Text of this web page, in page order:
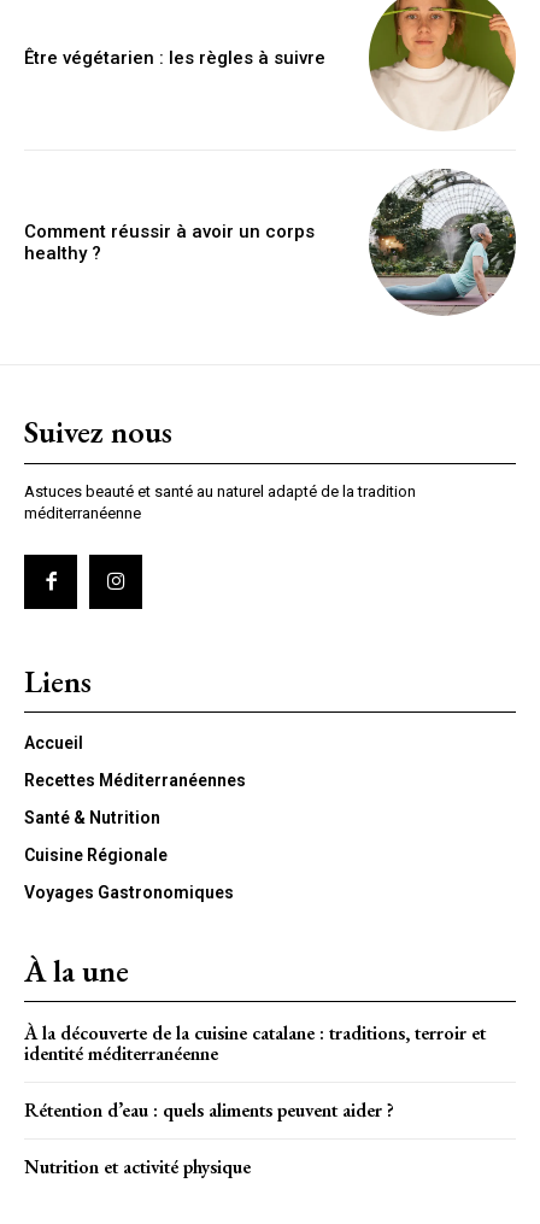
Être végétarien : les règles à suivre
Comment réussir à avoir un corps
healthy ?
Suivez nous
Astuces beauté et santé au naturel adapté de la tradition
méditerranéenne
Liens
Accueil
Recettes Méditerranéennes
Santé & Nutrition
Cuisine Régionale
Voyages Gastronomiques
À la une
À la découverte de la cuisine catalane : traditions, terroir et
identité méditerranéenne
Rétention d’eau : quels aliments peuvent aider ?
Nutrition et activité physique